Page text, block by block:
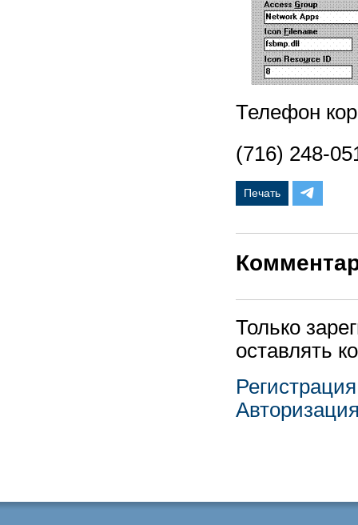
Телефон
(716) 248-
Печать
Только
оставлять
Регистрация